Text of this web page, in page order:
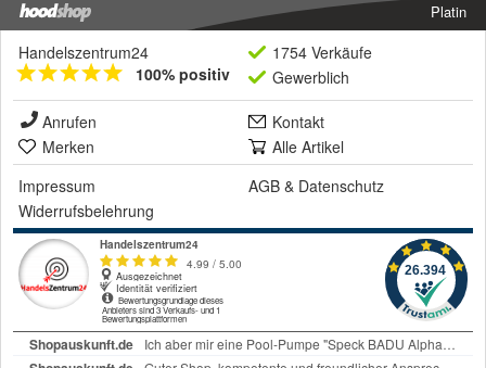
Platin
Handelszentrum24
100% positiv
1754 Verkäufe
Gewerblich
Anrufen
Kontakt
Merken
Alle Artikel
Impressum
AGB & Datenschutz
Widerrufsbelehrung